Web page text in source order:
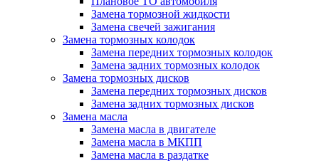
Замена тормозной жидкости
Замена свечей зажигания
Замена тормозных колодок
Замена передних тормозных колодок
Замена задних тормозных колодок
Замена тормозных дисков
Замена передних тормозных дисков
Замена задних тормозных дисков
Замена масла
Замена масла в двигателе
Замена масла в МКПП
Замена масла в раздатке